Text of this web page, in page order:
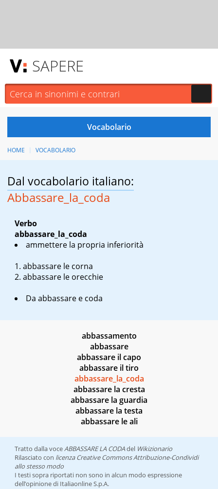
SAPERE
HOME VOCABOLARIO
Dal vocabolario italiano:
Abbassare_la_coda
Verbo
abbassare_la_coda
ammettere la propria inferiorità
abbassare le corna
abbassare le orecchie
Da abbassare e coda
abbassamento
abbassare
abbassare il capo
abbassare il tiro
abbassare_la_coda
abbassare la cresta
abbassare la guardia
abbassare la testa
abbassare le ali
Tratto dalla voceABBASSARE LA CODAdel Wikizionario
Rilasciato con licenza Creative Commons Attribuzione-Condividi
allo stesso modo
I testi sopra riportati non sono in alcun modo espressione
dell’opinione di Italiaonline S.p.A.